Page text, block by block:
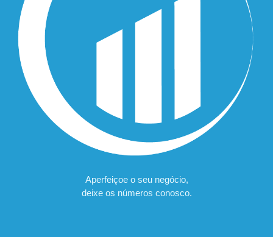
Aperfeiçoe o seu negócio,
deixe os números conosco.